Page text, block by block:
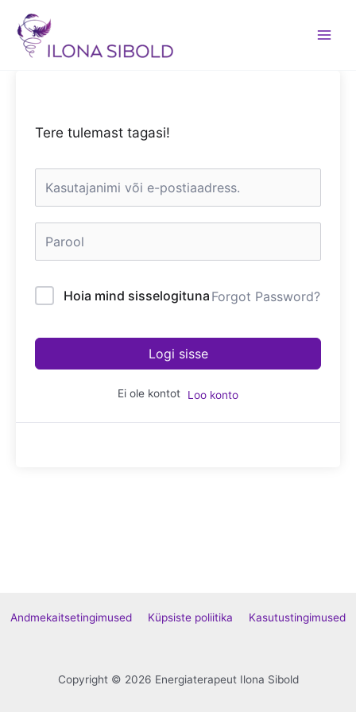
content
Tere tulemast tagasi!
Hoia mind sisselogituna Forgot Password?
Logi sisse
Ei ole kontot Loo konto
Andmekaitsetingimused Küpsiste poliitika Kasutustingimused
Copyright © 2026 Energiaterapeut Ilona Sibold